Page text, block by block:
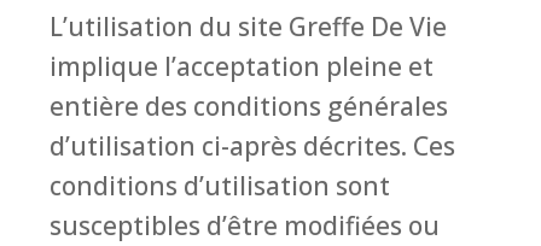
L’utilisation du site Greffe De Vie
implique l’acceptation pleine et
entière des conditions générales
d’utilisation ci-après décrites. Ces
conditions d’utilisation sont
susceptibles d’être modifiées ou